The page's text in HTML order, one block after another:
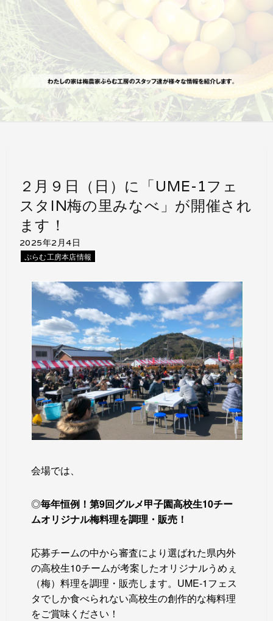
２月９日（日）に「UME-1フェ
スタIN梅の里みなべ」が開催され
ます！
2025年2月4日
ぷらむ工房本店情報
会場では、
◎毎年恒例！第9回グルメ甲子園高校生10チー
ムオリジナル梅料理を調理・販売！
応募チームの中から審査により選ばれた県内外
の高校生10チームが考案したオリジナルうめぇ
（梅）料理を調理・販売します。UME-1フェス
タでしか食べられない高校生の創作的な梅料理
をご賞味ください！